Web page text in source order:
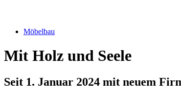
Möbelbau
Mit Holz und Seele
Seit 1. Januar 2024 mit neuem